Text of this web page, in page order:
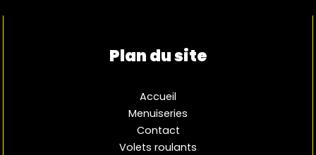
Plan du site
Accueil
Menuiseries
Contact
Volets roulants